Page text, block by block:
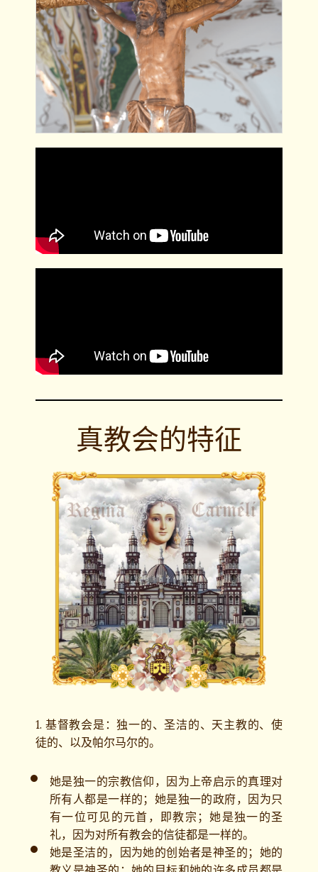
真教会的特征
1. 基督教会是：独一的、圣洁的、天主教的、使
徒的、以及帕尔马尔的。
她是独一的宗教信仰，因为上帝启示的真理对
所有人都是一样的；她是独一的政府，因为只
有一位可见的元首，即教宗；她是独一的圣
礼，因为对所有教会的信徒都是一样的。
她是圣洁的，因为她的创始者是神圣的；她的